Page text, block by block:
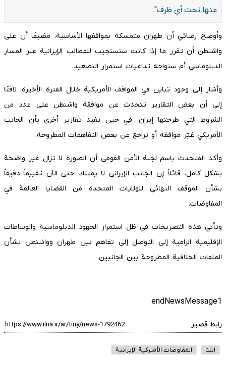
عنها تحت أي ظرف".
وأوضح رضائي أن طهران متمسكة بمواقفها الأساسية، مضيفًا أن على
واشنطن أن تقرر ما إذا كانت ستستجيب للمطالب الإيرانية عبر المسار
الدبلوماسي أم ستواجه تداعيات استمرار التصعيد.
وأشار إلى وجود تباين في المواقف الأمريكية خلال الفترة الأخيرة، لافتًا
إلى أن بعض التقارير تتحدث عن موافقة واشنطن على عدد من
الشروط التي طرحتها إيران، في حين تفيد تقارير أخرى بأن الجانب
الأمريكي غيّر مواقفه أو تراجع عن بعض التفاهمات المطروحة.
وأكد المتحدث باسم لجنة الأمن القومي أن الصورة لا تزال غير واضحة
بشكل كامل، قائلاً إن الجانب الإيراني لا يمتلك حتى الآن تقييماً دقيقاً
بشأن الموقف النهائي للولايات المتحدة من القضايا العالقة في
المفاوضات.
وتأتي هذه التصريحات في ظل استمرار الجهود الدبلوماسية والوساطات
الإقليمية الرامية إلى التوصل إلى تفاهم بين طهران وواشنطن بشأن
الملفات الخلافية المطروحة بين الجانبين.
endNewsMessage1
رابط قصير
ایلنا المفاوضات الأميركية الإيرانية